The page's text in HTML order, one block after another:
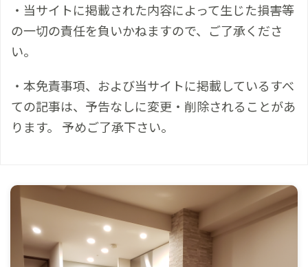
・当サイトに掲載された内容によって生じた損害等
の一切の責任を負いかねますので、ご了承くださ
い。
・本免責事項、および当サイトに掲載しているすべ
ての記事は、予告なしに変更・削除されることがあ
ります。 予めご了承下さい。